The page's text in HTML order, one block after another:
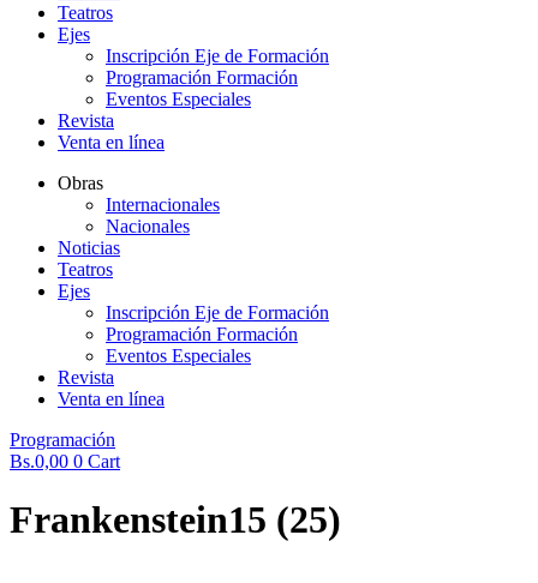
Teatros
Ejes
Inscripción Eje de Formación
Programación Formación
Eventos Especiales
Revista
Venta en línea
Obras
Internacionales
Nacionales
Noticias
Teatros
Ejes
Inscripción Eje de Formación
Programación Formación
Eventos Especiales
Revista
Venta en línea
Programación
Bs.0,00 0 Cart
Frankenstein15 (25)